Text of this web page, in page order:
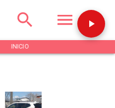
INICIO